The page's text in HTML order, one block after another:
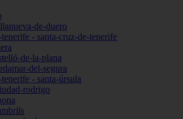
de-duero
- santa-cruz-de-tenerife
de-la-plana
del-segura
- santa-úrsula
rodrigo